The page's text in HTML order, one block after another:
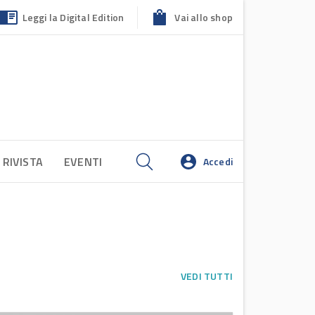
Leggi la Digital Edition Vai allo shop
EVENTI Accedi
VEDI TUTTI